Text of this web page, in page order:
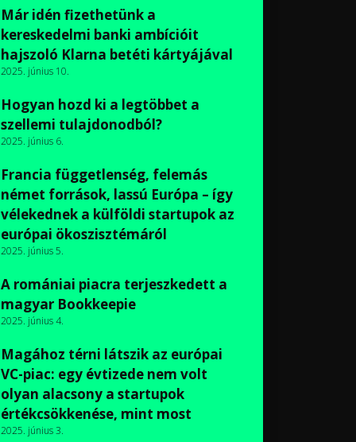
Már idén fizethetünk a
kereskedelmi banki ambícióit
hajszoló Klarna betéti kártyájával
2025. június 10.
Hogyan hozd ki a legtöbbet a
szellemi tulajdonodból?
2025. június 6.
Francia függetlenség, felemás
német források, lassú Európa – így
vélekednek a külföldi startupok az
európai ökoszisztémáról
2025. június 5.
A romániai piacra terjeszkedett a
magyar Bookkeepie
2025. június 4.
Magához térni látszik az európai
VC-piac: egy évtizede nem volt
olyan alacsony a startupok
értékcsökkenése, mint most
2025. június 3.